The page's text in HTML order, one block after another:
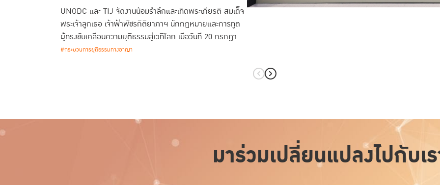
UNODC และ TIJ จัดงานน้อมรำลึกและเทิดพระเกียรติ สมเด็จ
พระเจ้าลูกเธอ เจ้าฟ้าพัชรกิติยาภาฯ นักกฎหมายและการทูต
ผู้ทรงขับเคลื่อนความยุติธรรมสู่เวทีโลก เมื่อวันที่ 20 กรกฎาคม
พ.ศ. 2569
#กระบวนการยุติธรรมทางอาญา
มาร่วมเปลี่ยนแปลงไปกับเ